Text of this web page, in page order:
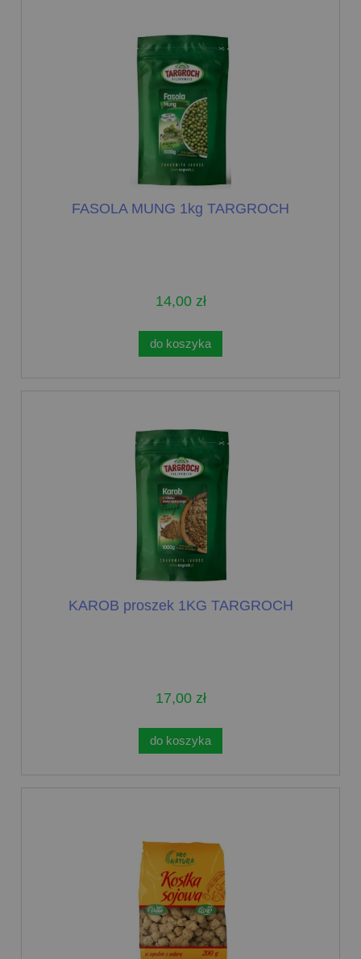
FASOLA MUNG 1kg TARGROCH
14,00 zł
do koszyka
KAROB proszek 1KG TARGROCH
17,00 zł
do koszyka